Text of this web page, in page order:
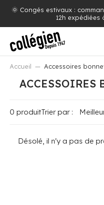
🌞 Congés estivaux :
12h
Accueil Accessoires
ACCESSOIRES
0 produitTrier par :
Désolé, il n'y a pas de